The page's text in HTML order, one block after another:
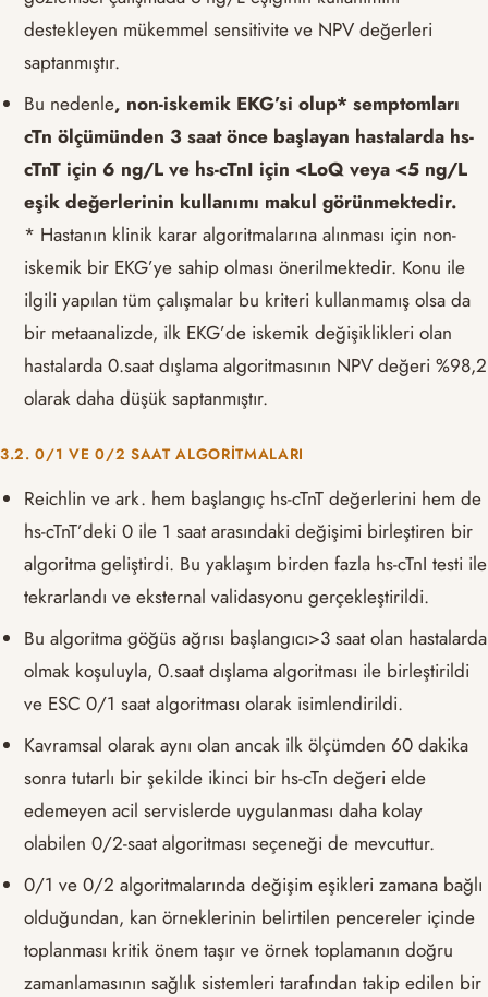
destekleyen mükemmel sensitivite ve NPV değerleri
saptanmıştır.
Bu nedenle, non-iskemik EKG’si olup* semptomları
cTn ölçümünden 3 saat önce başlayan hastalarda hs-
cTnT için 6 ng/L ve hs-cTnI için <LoQ veya <5 ng/L
eşik değerlerinin kullanımı makul görünmektedir.
* Hastanın klinik karar algoritmalarına alınması için non-
iskemik bir EKG’ye sahip olması önerilmektedir. Konu ile
ilgili yapılan tüm çalışmalar bu kriteri kullanmamış olsa da
bir metaanalizde, ilk EKG’de iskemik değişiklikleri olan
hastalarda 0.saat dışlama algoritmasının NPV değeri %98,2
olarak daha düşük saptanmıştır.
3.2. 0/1 VE 0/2 SAAT ALGORITMALARI
Reichlin ve ark. hem başlangıç ​​hs-cTnT değerlerini hem de
hs-cTnT’deki 0 ile 1 saat arasındaki değişimi birleştiren bir
algoritma geliştirdi. Bu yaklaşım birden fazla hs-cTnI testi ile
tekrarlandı ve eksternal validasyonu gerçekleştirildi.
Bu algoritma göğüs ağrısı başlangıcı>3 saat olan hastalarda
olmak koşuluyla, 0.saat dışlama algoritması ile birleştirildi
ve ESC 0/1 saat algoritması olarak isimlendirildi.
Kavramsal olarak aynı olan ancak ilk ölçümden 60 dakika
sonra tutarlı bir şekilde ikinci bir hs-cTn değeri elde
edemeyen acil servislerde uygulanması daha kolay
olabilen 0/2-saat algoritması seçeneği de mevcuttur.
0/1 ve 0/2 algoritmalarında değişim eşikleri zamana bağlı
olduğundan, kan örneklerinin belirtilen pencereler içinde
toplanması kritik önem taşır ve örnek toplamanın doğru
zamanlamasının sağlık sistemleri tarafından takip edilen bir